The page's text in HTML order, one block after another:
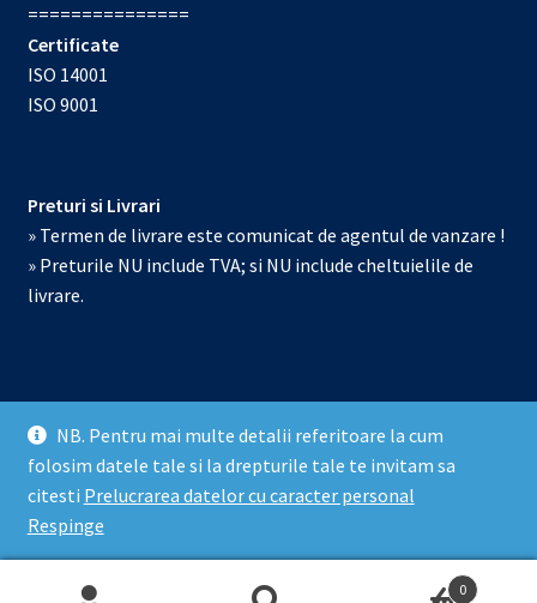
NB. Pentru mai multe detalii referitoare la cum
folosim datele tale si la drepturile tale te invitam sa
citesti Prelucrarea datelor cu caracter personal
Respinge
===============
Certificate
ISO 14001
ISO 9001
Preturi si Livrari
» Termen de livrare este comunicat de agentul de vanzare !
» Preturile NU include TVA; si NU include cheltuielile de
livrare.
© Echipamente de laborator 2026
Prelucrarea datelor cu caracter personal
Construit cu
WooCommerce.
0